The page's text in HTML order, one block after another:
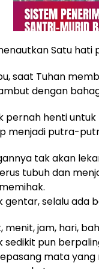
Satu hati
saat Tuhan
dengan
pernah henti
menjadi putra-
tak akan
tubuh dan
gentar, selalu ada
menit, jam, hari,
sedikit pun
mata